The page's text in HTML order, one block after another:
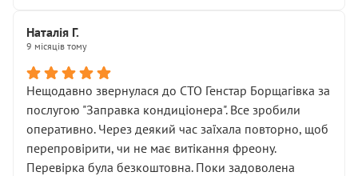
Наталія Г.
9 місяців тому
Нещодавно звернулася до СТО Генстар Борщагівка за
послугою "Заправка кондиціонера". Все зробили
оперативно. Через деякий час заїхала повторно, щоб
перепровірити, чи не має витікання фреону.
Перевірка була безкоштовна. Поки задоволена